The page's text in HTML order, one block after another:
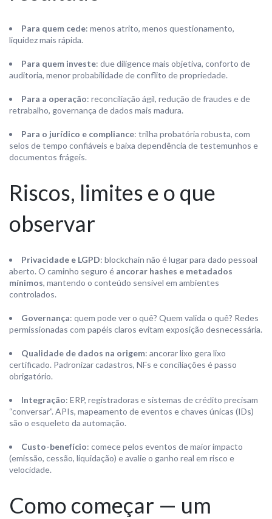
Para quem cede: menos atrito, menos questionamento,
liquidez mais rápida.
Para quem investe: due diligence mais objetiva, conforto de
auditoria, menor probabilidade de conflito de propriedade.
Para a operação: reconciliação ágil, redução de fraudes e de
retrabalho, governança de dados mais madura.
Para o jurídico e compliance: trilha probatória robusta, com
selos de tempo confiáveis e baixa dependência de testemunhos e
documentos frágeis.
Riscos, limites e o que
observar
Privacidade e LGPD: blockchain não é lugar para dado pessoal
aberto. O caminho seguro é ancorar hashes e metadados
mínimos, mantendo o conteúdo sensível em ambientes
controlados.
Governança: quem pode ver o quê? Quem valida o quê? Redes
permissionadas com papéis claros evitam exposição desnecessária.
Qualidade de dados na origem: ancorar lixo gera lixo
certificado. Padronizar cadastros, NFs e conciliações é passo
obrigatório.
Integração: ERP, registradoras e sistemas de crédito precisam
“conversar”. APIs, mapeamento de eventos e chaves únicas (IDs)
são o esqueleto da automação.
Custo-benefício: comece pelos eventos de maior impacto
(emissão, cessão, liquidação) e avalie o ganho real em risco e
velocidade.
Como começar — um